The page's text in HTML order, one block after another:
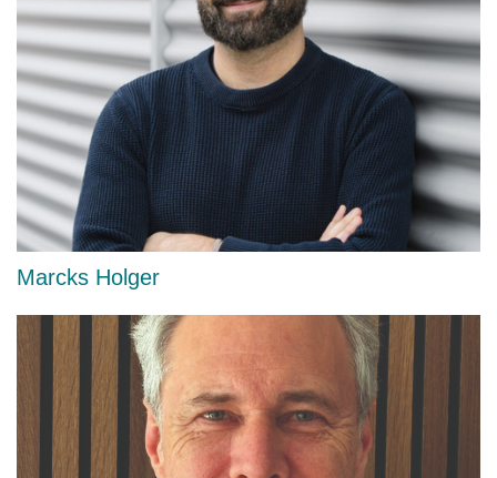
Marcks Holger